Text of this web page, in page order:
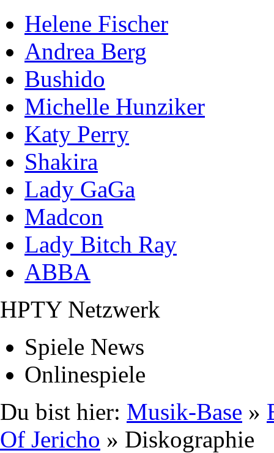
Helene Fischer
Andrea Berg
Bushido
Michelle Hunziker
Katy Perry
Shakira
Lady GaGa
Madcon
Lady Bitch Ray
ABBA
HPTY Netzwerk
Spiele News
Onlinespiele
Du bist hier: Musik-Base »
Of Jericho » Diskographie